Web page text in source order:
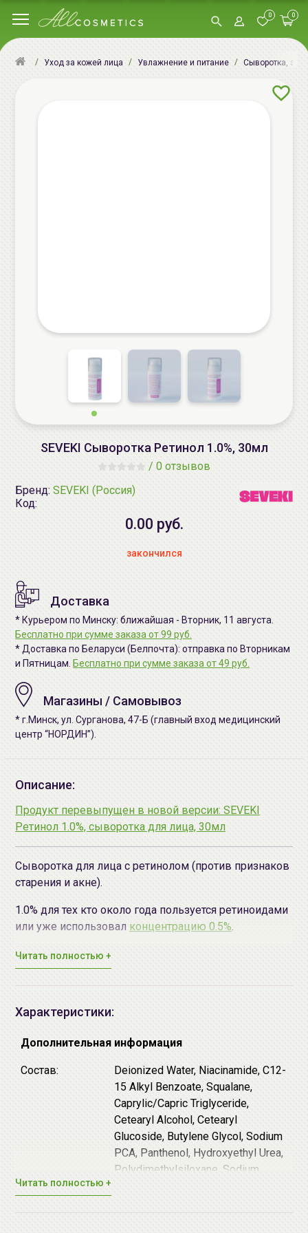
0 0
Уход за кожей лица Увлажнение и питание Сыворотка,
SEVEKI Сыворотка Ретинол 1.0%, 30мл
/ 0 отзывов
Бренд: SEVEKI (Россия)
Код:
0.00 руб.
закончился
Доставка
* Курьером по Минску: ближайшая - Вторник, 11 августа.
Бесплатно при сумме заказа от 99 руб.
* Доставка по Беларуси (Белпочта): отправка по Вторникам
и Пятницам. Бесплатно при сумме заказа от 49 руб.
Магазины / Самовывоз
* г.Минск, ул. Сурганова, 47-Б (главный вход медицинский
центр “НОРДИН”).
Описание:
Продукт перевыпущен в новой версии: SEVEKI
Ретинол 1.0%, сыворотка для лица, 30мл
Сыворотка для лица с ретинолом (против признаков
старения и акне).
1.0% для тех кто около года пользуется ретиноидами
или уже использовал концентрацию 0.5%.
Содержит ретинол в двух формах:
инкапсулированный в липосомы и свободный,
стабилизированный антиоксидантами.
самых эффективных антивозрастных
ингредиентов. Он усиливает выработку
коллагена и предотвращают его разрушение,
ингибируя особые ферменты, расщепляющие
коллаген, - матриксные металлопротеиназы:
коллагеназу, желатиназу и стромелизин.
Укрепляет кожу и делает ее более упругой.
Ретинол ускоряет регенерацию: старые клетки
быстрее отмирают, уступая место новым и
здоровым, и кожа становится гладкой, упругой,
подтянутой. Кроме того, активизируется
Читать полностью +
Характеристики:
Дополнительная информация
Состав:
Deionized Water, Niacinamide, C12-
15 Alkyl Benzoate, Squalane,
Caprylic/Capric Triglyceride,
Cetearyl Alcohol, Cetearyl
Glucoside, Butylene Glycol, Sodium
PCA, Panthenol, Hydroxyethyl Urea,
Polydimethylsiloxane, Sodium
Читать полностью +